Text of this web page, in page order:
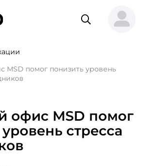
MSD помог понизить уровень
офис MSD помог
стресса